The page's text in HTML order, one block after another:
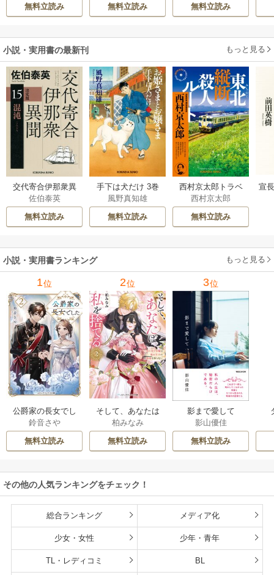
無料立読み 無料立読み 無料立読み
小説・実用書の最新刊 もっと見る
交代寄合伊那衆異
聞 15巻
佐伯泰英
無料立読み
手下は犬だけ 3巻
風野真知雄
無料立読み
西村京太郎トラベ
ルミステリー・セ
レクション 2巻
西村京太郎
無料立読み
宣
小説・実用書ランキング もっと見る
1位
公爵家の長女でし
た
鈴音さや
無料立読み
2位
そして、あなたは
私を捨てる
柏みなみ
無料立読み
3位
影まで愛して
影山優佳
無料立読み
その他の人気ランキングをチェック！
総合ランキング メディア化
少女・女性 少年・青年
TL・レディコミ BL